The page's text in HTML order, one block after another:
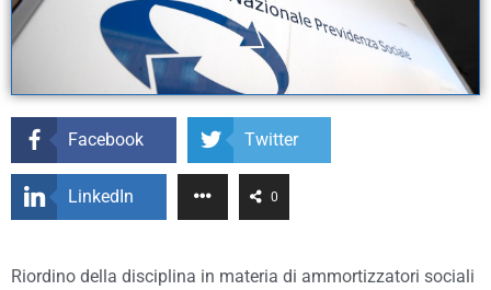
Facebook Twitter
LinkedIn 0
Riordino della disciplina in materia di ammortizzatori sociali